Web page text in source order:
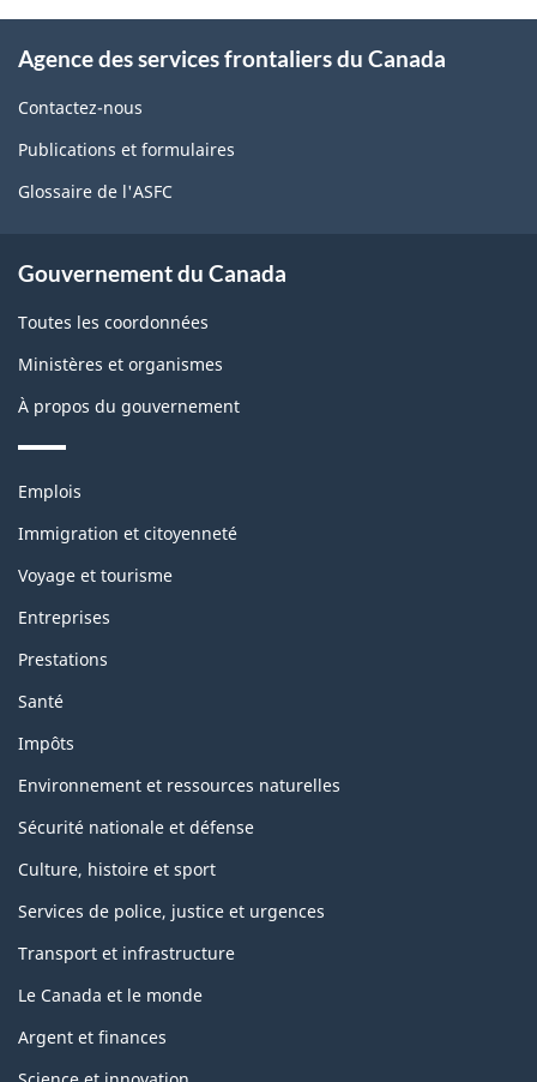
page
propos
de
ce
Agence des services frontaliers du Canada
Contactez-nous
Publications et formulaires
Glossaire de l'ASFC
Gouvernement du Canada
Toutes les coordonnées
Ministères et organismes
À propos du gouvernement
Thèmes
sujets
Emplois
Immigration et citoyenneté
Voyage et tourisme
Entreprises
Prestations
Santé
Impôts
Environnement et ressources naturelles
Sécurité nationale et défense
Culture, histoire et sport
Services de police, justice et urgences
Transport et infrastructure
Le Canada et le monde
Argent et finances